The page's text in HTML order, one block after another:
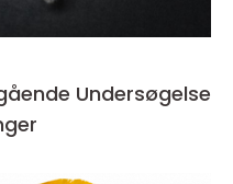
Undersøgelse